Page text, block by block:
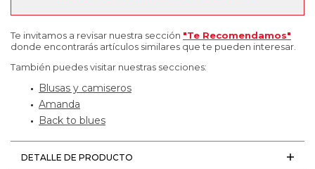
Te invitamos a revisar nuestra sección "Te Recomendamos"
donde encontrarás artículos similares que te pueden interesar.
También puedes visitar nuestras secciones:
Blusas y camiseros
Amanda
Back to blues
DETALLE DE PRODUCTO